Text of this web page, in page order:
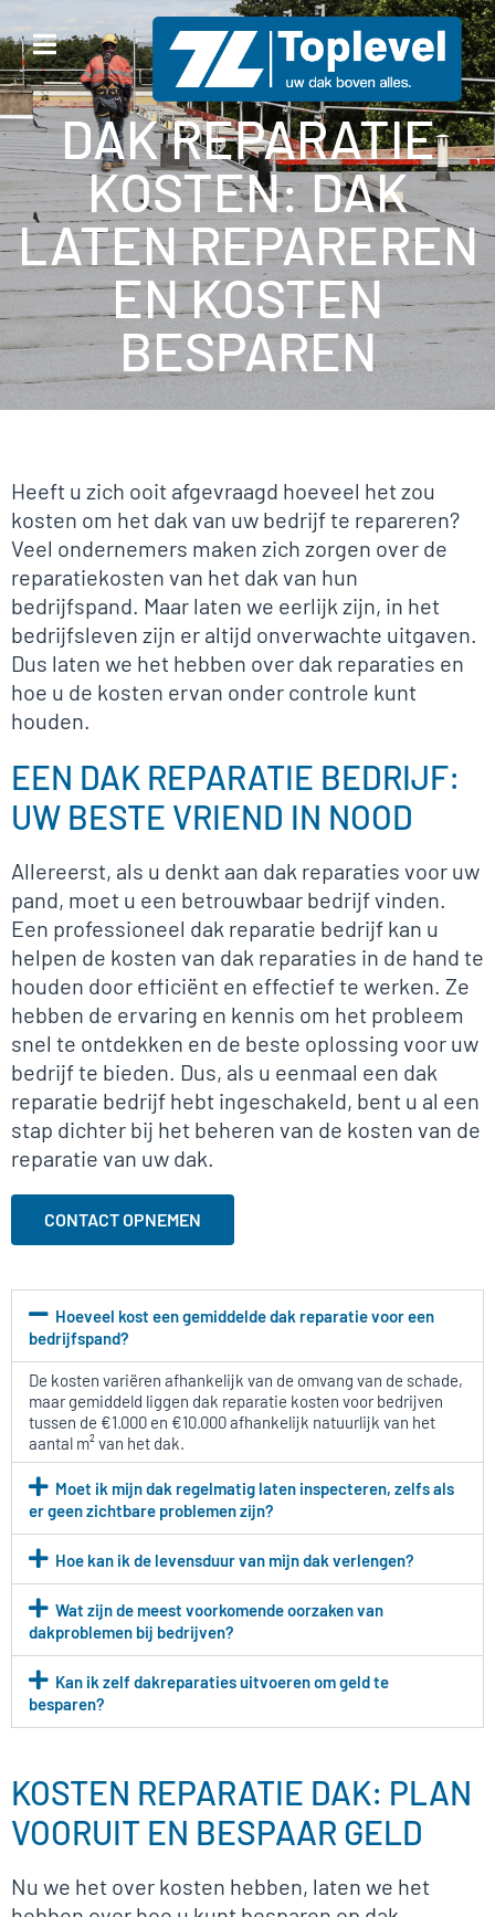
DAK REPARATIE
KOSTEN: DAK
LATEN REPAREREN
EN KOSTEN
BESPAREN
Heeft u zich ooit afgevraagd hoeveel het zou
kosten om het dak van uw bedrijf te repareren?
Veel ondernemers maken zich zorgen over de
reparatiekosten van het dak van hun
bedrijfspand. Maar laten we eerlijk zijn, in het
bedrijfsleven zijn er altijd onverwachte uitgaven.
Dus laten we het hebben over dak reparaties en
hoe u de kosten ervan onder controle kunt
houden.
EEN DAK REPARATIE BEDRIJF:
UW BESTE VRIEND IN NOOD
Allereerst, als u denkt aan dak reparaties voor uw
pand, moet u een betrouwbaar bedrijf vinden.
Een professioneel dak reparatie bedrijf kan u
helpen de kosten van dak reparaties in de hand te
houden door efficiënt en effectief te werken. Ze
hebben de ervaring en kennis om het probleem
snel te ontdekken en de beste oplossing voor uw
bedrijf te bieden. Dus, als u eenmaal een dak
reparatie bedrijf hebt ingeschakeld, bent u al een
stap dichter bij het beheren van de kosten van de
reparatie van uw dak.
CONTACT OPNEMEN
Hoeveel kost een gemiddelde dak reparatie voor een
bedrijfspand?
De kosten variëren afhankelijk van de omvang van de schade,
maar gemiddeld liggen dak reparatie kosten voor bedrijven
tussen de €1.000 en €10.000 afhankelijk natuurlijk van het
aantal m² van het dak.
Moet ik mijn dak regelmatig laten inspecteren, zelfs als
er geen zichtbare problemen zijn?
Hoe kan ik de levensduur van mijn dak verlengen?
Wat zijn de meest voorkomende oorzaken van
dakproblemen bij bedrijven?
Kan ik zelf dakreparaties uitvoeren om geld te
besparen?
KOSTEN REPARATIE DAK: PLAN
VOORUIT EN BESPAAR GELD
Nu we het over kosten hebben, laten we het